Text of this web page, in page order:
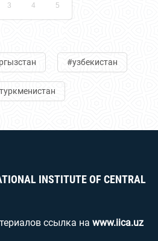
3 4 5
#узбекистан
INSTITUTE OF CENTRAL
ссылка на www.iica.uz